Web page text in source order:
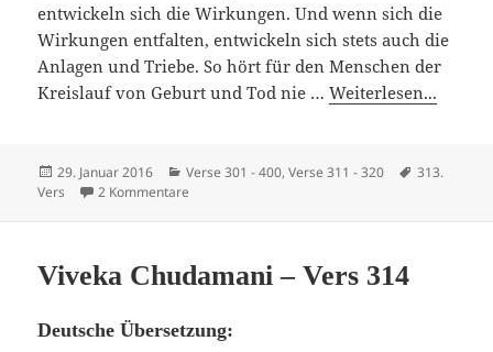
entwickeln sich die Wirkungen. Und wenn sich die
Wirkungen entfalten, entwickeln sich stets auch die
Anlagen und Triebe. So hört für den Menschen der
Kreislauf von Geburt und Tod nie …Weiterlesen...
Veröffentlicht
am
29. Januar 2016 Kategorien
Verse 301 - 400,Verse 311 - 320
313.
Vers
2 Kommentare
Viveka Chudamani – Vers 314
Deutsche Übersetzung: